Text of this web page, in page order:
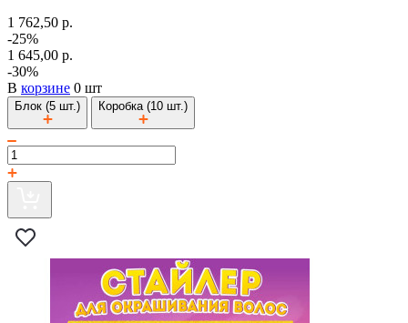
1 762,50 р.
-25%
1 645,00 р.
-30%
В корзине 0 шт
Блок (5 шт.) Коробка (10 шт.)